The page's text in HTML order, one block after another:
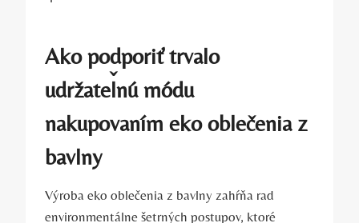
Ako podporiť trvalo
udržateľnú módu
nakupovaním eko oblečenia z
bavlny
Výroba eko oblečenia z bavlny zahŕňa rad
environmentálne šetrných postupov, ktoré